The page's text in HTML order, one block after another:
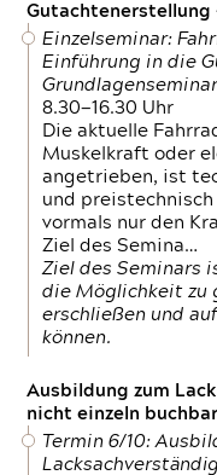
Gutachtenerstellung
Einzelseminar:
Einführung in die
8.30—16.30 Uhr
Die aktuelle
Muskelkraft oder
angetrieben, ist
und
vormals nur den
Ziel des Semina…
Ziel des Seminars
die Möglichkeit zu
erschließen und
können.
Ausbildung zum
nicht einzeln
Termin 6/10: